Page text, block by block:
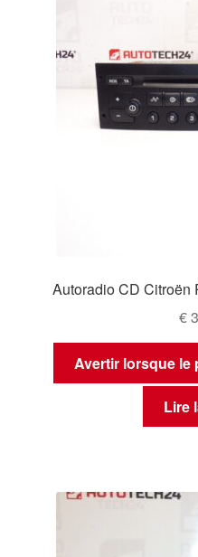
Autoradio CD Citroën
€
Avertir lorsque le
Lire